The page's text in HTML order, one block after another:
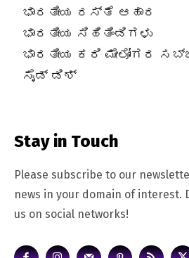
ಭಾರತೀಯ ರಸ್ತೆ ಆಹಾರ
ಭಾರತೀಯ ಸಿಹಿತಿಂಡಿಗಳು
ಭಾರತೀಯ ಕರಿ ಮೇಲೋಗರ
ಸೈಡ್ ಡಿಶ್
Stay in Touch
Please subscribe to our
news in your domain of interest.
us on social networks!